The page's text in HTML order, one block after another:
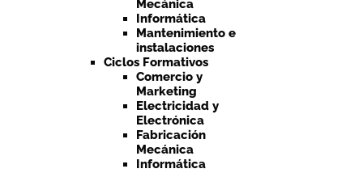
Mecánica
Informática
Mantenimiento e
instalaciones
Ciclos Formativos
Comercio y
Marketing
Electricidad y
Electrónica
Fabricación
Mecánica
Informática